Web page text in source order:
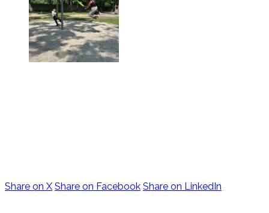
Share on X Share on Facebook Share on LinkedIn